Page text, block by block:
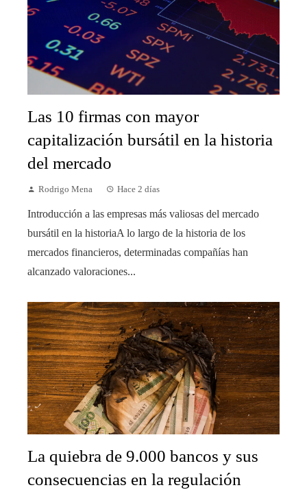
Las 10 firmas con mayor
capitalización bursátil en la historia
del mercado
Rodrigo Mena Hace 2 días
Introducción a las empresas más valiosas del mercado
bursátil en la historiaA lo largo de la historia de los
mercados financieros, determinadas compañías han
alcanzado valoraciones...
La quiebra de 9.000 bancos y sus
consecuencias en la regulación